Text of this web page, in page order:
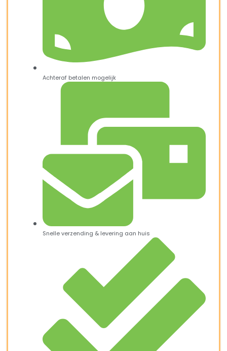
Achteraf betalen mogelijk
Snelle verzending & levering aan huis